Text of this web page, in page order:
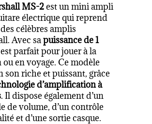
MS-2est un mini ampli
électrique qui reprend
célèbres amplis
Avec sapuissance de 1
parfait pour jouer à la
ou en voyage. Ce modèle
son riche et puissant, grâce
d’amplification à
. Il dispose également d’un
de volume, d’un contrôle
et d’une sortie casque.